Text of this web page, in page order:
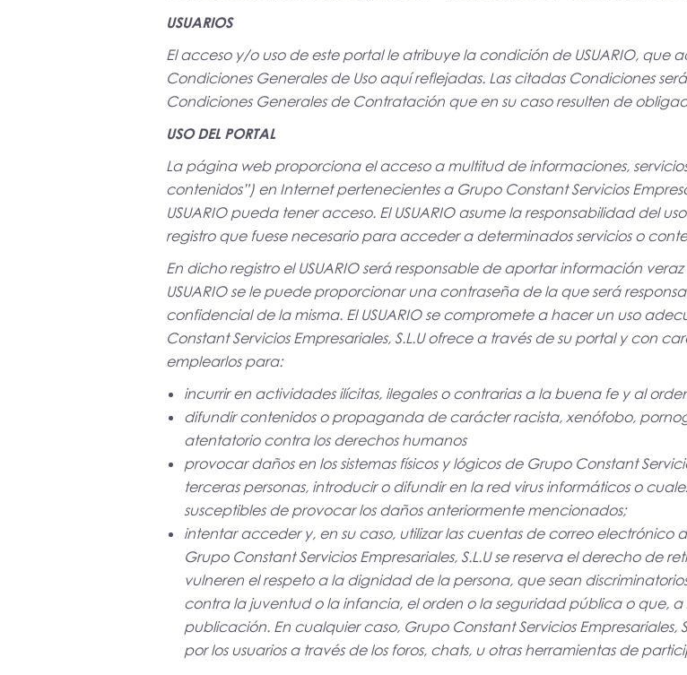
USUARIOS
El acceso y/o uso de este portal le atribuye la condición de USUARIO, que
Condiciones Generales de Uso aquí reflejadas. Las citadas Condiciones
Condiciones Generales de Contratación que en su caso resulten de
USO DEL PORTAL
La página web proporciona el acceso a multitud de informaciones,
contenidos”) en Internet pertenecientes a Grupo Constant Servicios
USUARIO pueda tener acceso. El USUARIO asume la responsabilidad del
registro que fuese necesario para acceder a determinados servicios o
En dicho registro el USUARIO será responsable de aportar información
USUARIO se le puede proporcionar una contraseña de la que será
confidencial de la misma. El USUARIO se compromete a hacer un uso
Constant Servicios Empresariales, S.L.U ofrece a través de su portal y con
emplearlos para:
incurrir en actividades ilícitas, ilegales o contrarias a la buena fe y al
difundir contenidos o propaganda de carácter racista, xenófobo,
atentatorio contra los derechos humanos
provocar daños en los sistemas físicos y lógicos de Grupo Constant
terceras personas, introducir o difundir en la red virus informáticos o
susceptibles de provocar los daños anteriormente mencionados;
intentar acceder y, en su caso, utilizar las cuentas de correo electrónico
Grupo Constant Servicios Empresariales, S.L.U se reserva el derecho de
vulneren el respeto a la dignidad de la persona, que sean
contra la juventud o la infancia, el orden o la seguridad pública o que,
publicación. En cualquier caso, Grupo Constant Servicios Empresariales,
por los usuarios a través de los foros, chats, u otras herramientas de